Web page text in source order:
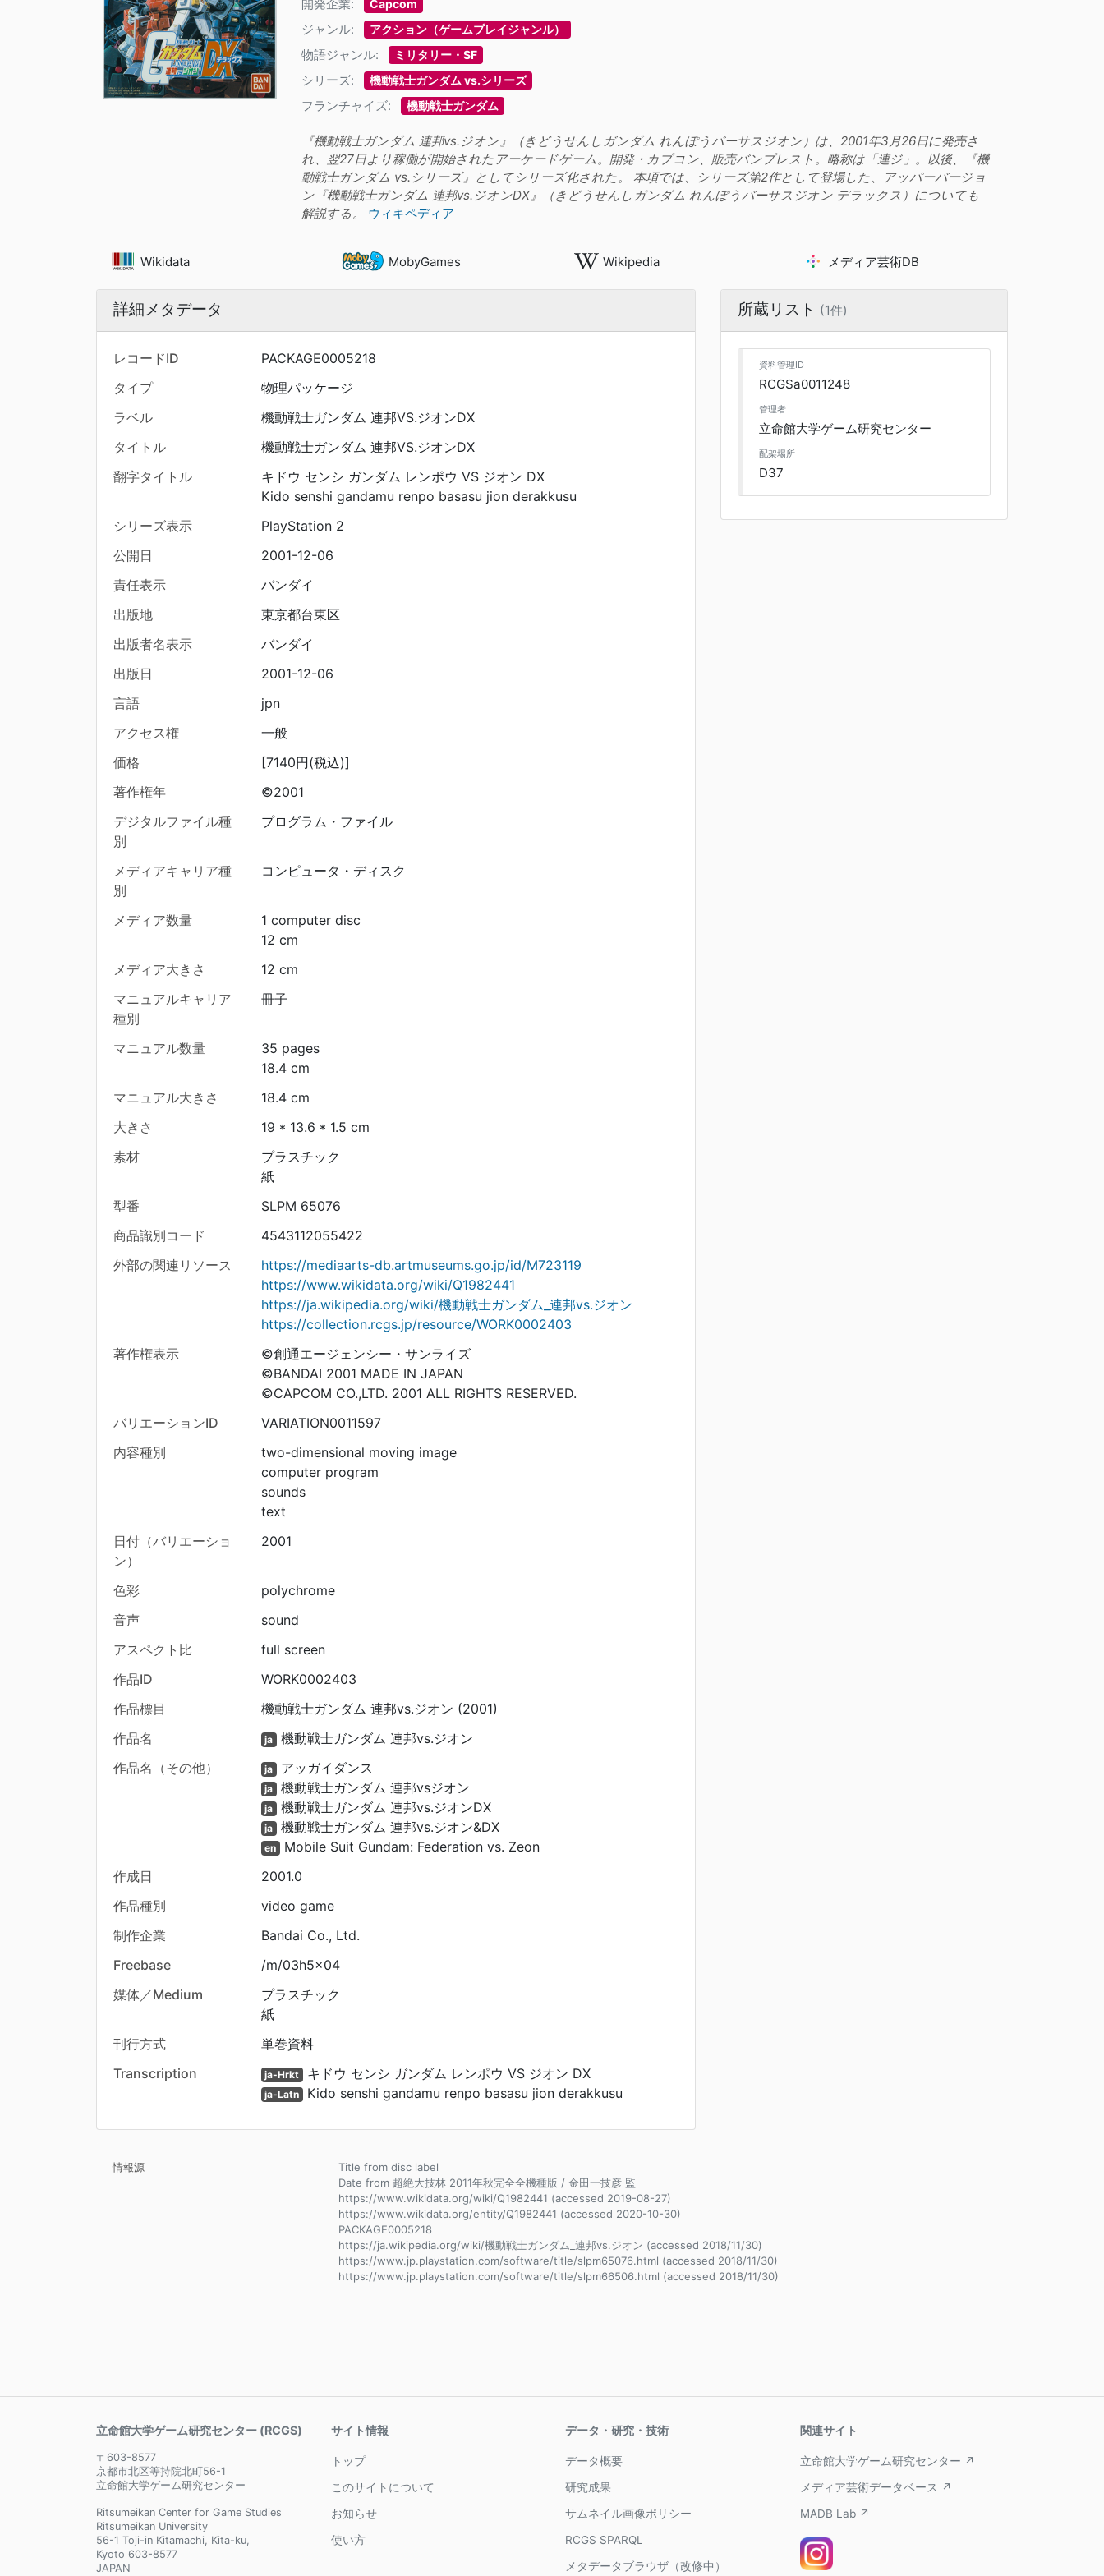
開発企業: Capcom
ジャンル: アクション（ゲームプレイジャンル）
物語ジャンル: ミリタリー・SF
シリーズ: 機動戦士ガンダム vs.シリーズ
フランチャイズ: 機動戦士ガンダム
『機動戦士ガンダム 連邦vs.ジオン』（きどうせんしガンダム れんぽうバーサスジオン）は、2001年3月26日に発売さ
れ、翌27日より稼働が開始されたアーケードゲーム。開発・カプコン、販売バンプレスト。略称は「連ジ」。以後、『機
動戦士ガンダム vs.シリーズ』としてシリーズ化された。 本項では、シリーズ第2作として登場した、アッパーバージョ
ン『機動戦士ガンダム 連邦vs.ジオンDX』（きどうせんしガンダム れんぽうバーサスジオン デラックス）についても
解説する。
ウィキペディア
Wikidata MobyGames Wikipedia メディア芸術DB
詳細メタデータ
レコードID
PACKAGE0005218
タイプ
物理パッケージ
ラベル
機動戦士ガンダム 連邦VS.ジオンDX
タイトル
機動戦士ガンダム 連邦VS.ジオンDX
翻字タイトル
キドウ センシ ガンダム レンポウ VS ジオン DX
Kido senshi gandamu renpo basasu jion derakkusu
シリーズ表示
PlayStation 2
公開日
2001-12-06
責任表示
バンダイ
出版地
東京都台東区
出版者名表示
バンダイ
出版日
2001-12-06
言語
jpn
アクセス権
一般
価格
[7140円(税込)]
著作権年
©2001
デジタルファイル種
別
プログラム・ファイル
メディアキャリア種
別
コンピュータ・ディスク
メディア数量
1 computer disc
12 cm
メディア大きさ
12 cm
マニュアルキャリア
種別
冊子
マニュアル数量
35 pages
18.4 cm
マニュアル大きさ
18.4 cm
大きさ
19 * 13.6 * 1.5 cm
素材
プラスチック
紙
型番
SLPM 65076
商品識別コード
4543112055422
外部の関連リソース
https://mediaarts-db.artmuseums.go.jp/id/M723119
https://www.wikidata.org/wiki/Q1982441
https://ja.wikipedia.org/wiki/機動戦士ガンダム_連邦vs.ジオン
https://collection.rcgs.jp/resource/WORK0002403
著作権表示
©創通エージェンシー・サンライズ
©BANDAI 2001 MADE IN JAPAN
©CAPCOM CO.,LTD. 2001 ALL RIGHTS RESERVED.
バリエーションID
VARIATION0011597
内容種別
two-dimensional moving image
computer program
sounds
text
日付（バリエーショ
ン）
2001
色彩
polychrome
音声
sound
アスペクト比
full screen
作品ID
WORK0002403
作品標目
機動戦士ガンダム 連邦vs.ジオン (2001)
作品名
ja
機動戦士ガンダム 連邦vs.ジオン
作品名（その他）
ja アッガイダンス
ja 機動戦士ガンダム 連邦vsジオン
ja 機動戦士ガンダム 連邦vs.ジオンDX
ja 機動戦士ガンダム 連邦vs.ジオン&DX
en
Mobile Suit Gundam: Federation vs. Zeon
作成日
2001.0
作品種別
video game
制作企業
Bandai Co., Ltd.
Freebase
/m/03h5x04
媒体／Medium
プラスチック
紙
刊行方式
単巻資料
Transcription
ja-Hrkt キドウ センシ ガンダム レンポウ VS ジオン DX
ja-Latn Kido senshi gandamu renpo basasu jion derakkusu
所蔵リスト (1件)
資料管理ID
RCGSa0011248
管理者
立命館大学ゲーム研究センター
配架場所
D37
情報源
Title from disc label
Date from 超絶大技林 2011年秋完全全機種版 / 金田一技彦 監
https://www.wikidata.org/wiki/Q1982441 (accessed 2019-08-27)
https://www.wikidata.org/entity/Q1982441 (accessed 2020-10-30)
PACKAGE0005218
https://ja.wikipedia.org/wiki/機動戦士ガンダム_連邦vs.ジオン (accessed 2018/11/30)
https://www.jp.playstation.com/software/title/slpm65076.html (accessed 2018/11/30)
https://www.jp.playstation.com/software/title/slpm66506.html (accessed 2018/11/30)
立命館大学ゲーム研究センター (RCGS)
〒603-8577
京都市北区等持院北町56-1
立命館大学ゲーム研究センター
Ritsumeikan Center for Game Studies
Ritsumeikan University
56-1 Toji-in Kitamachi, Kita-ku,
Kyoto 603-8577
JAPAN
サイト情報
トップ
このサイトについて
お知らせ
使い方
データ・研究・技術
データ概要
研究成果
サムネイル画像ポリシー
RCGS SPARQL
メタデータブラウザ（改修中）
関連サイト
立命館大学ゲーム研究センター ↗
メディア芸術データベース ↗
MADB Lab ↗